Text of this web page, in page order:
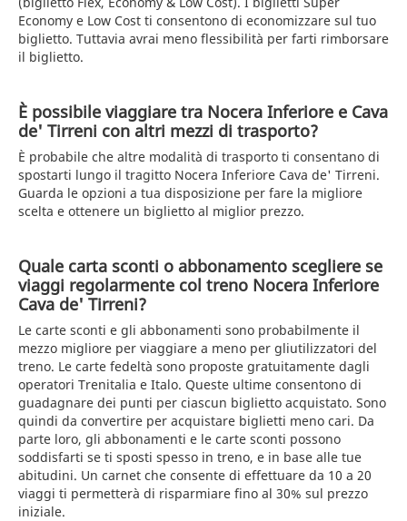
Economy e Low Cost ti consentono di economizzare sul tuo
biglietto. Tuttavia avrai meno flessibilità per farti rimborsare
il biglietto.
È possibile viaggiare tra Nocera Inferiore e Cava
de' Tirreni con altri mezzi di trasporto?
È probabile che altre modalità di trasporto ti consentano di
spostarti lungo il tragitto Nocera Inferiore Cava de' Tirreni.
Guarda le opzioni a tua disposizione per fare la migliore
scelta e ottenere un biglietto al miglior prezzo.
Quale carta sconti o abbonamento scegliere se
viaggi regolarmente col treno Nocera Inferiore
Cava de' Tirreni?
Le carte sconti e gli abbonamenti sono probabilmente il
mezzo migliore per viaggiare a meno per gliutilizzatori del
treno. Le carte fedeltà sono proposte gratuitamente dagli
operatori Trenitalia e Italo. Queste ultime consentono di
guadagnare dei punti per ciascun biglietto acquistato. Sono
quindi da convertire per acquistare biglietti meno cari. Da
parte loro, gli abbonamenti e le carte sconti possono
soddisfarti se ti sposti spesso in treno, e in base alle tue
abitudini. Un carnet che consente di effettuare da 10 a 20
viaggi ti permetterà di risparmiare fino al 30% sul prezzo
iniziale.